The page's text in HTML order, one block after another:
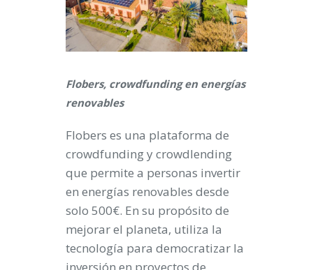
Flobers, crowdfunding en energías
renovables
Flobers es una plataforma de
crowdfunding y crowdlending
que permite a personas invertir
en energías renovables desde
solo 500€. En su propósito de
mejorar el planeta, utiliza la
tecnología para democratizar la